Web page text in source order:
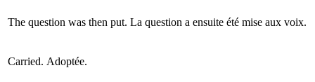
The question was then put. La question a ensuite été mise aux voix.
Carried. Adoptée.